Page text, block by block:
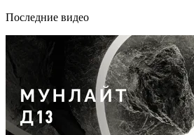
Последние видео